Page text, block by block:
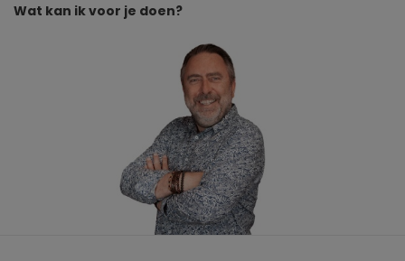
Wat kan ik voor je doen?